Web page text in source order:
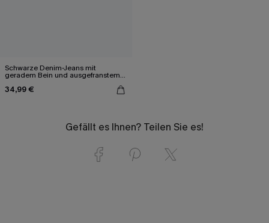
Schwarze Denim-Jeans mit
geradem Bein und ausgefranstem
34,99 €
Gefällt es Ihnen? Teilen Sie es!